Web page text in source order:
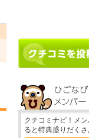
クチコミナビ！メ
ると特典盛りだくさ